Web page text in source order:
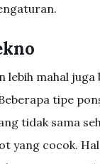
lebih mahal
tipe
tidak sama
yang cocok.